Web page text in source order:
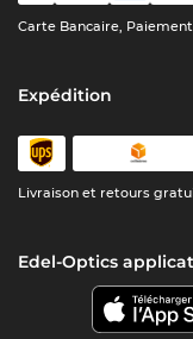
Carte Bancaire,
Expédition
Livraison et retours
Edel-Optics